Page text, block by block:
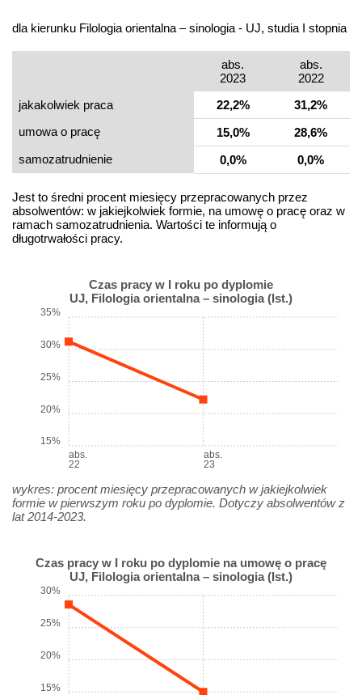
dla kierunku Filologia orientalna – sinologia - UJ, studia I stopnia
abs.
2023
abs.
2022
jakakolwiek praca
22,2%
31,2%
umowa o pracę
15,0%
28,6%
samo­zatrudnienie
0,0% 0,0%
Jest to średni procent miesięcy przepracowanych przez
absolwentów: w jakiejkolwiek formie, na umowę o pracę oraz w
ramach samozatrudnienia. Wartości te informują o
długotrwałości pracy.
Czas pracy w I roku po dyplomie
UJ, Filologia orientalna – sinologia (Ist.)
abs.
22
abs.
23
15%
20%
25%
30%
35%
wykres: procent miesięcy przepracowanych w jakiejkolwiek
formie w pierwszym roku po dyplomie. Dotyczy absolwentów z
lat 2014-2023.
Czas pracy w I roku po dyplomie na umowę o pracę
UJ, Filologia orientalna – sinologia (Ist.)
15%
20%
25%
30%